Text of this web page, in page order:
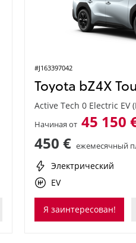
#J163397042
Toyota bZ4X
Active Tech 0 Electric EV
Начиная от 45 150
450 € ежемесячный
Электрический
EV
Я заинтересован!